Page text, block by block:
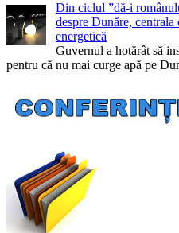
Din ciclul ”dă-i
despre Dunăre,
energetică
Guvernul a hotărât să
pentru că nu mai curge apă pe